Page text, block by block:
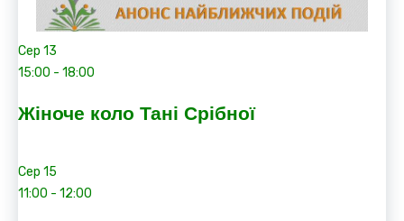
Сер 13
15:00 - 18:00
Жіноче коло Тані Срібної
Сер 15
11:00 - 12:00